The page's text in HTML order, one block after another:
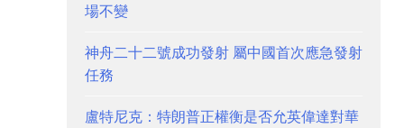
場不變
神舟二十二號成功發射 屬中國首次應急發射
任務
盧特尼克：特朗普正權衡是否允英偉達對華